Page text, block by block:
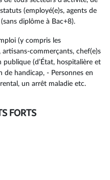
(employé(e)s, agents de
diplôme à Bac+8).
(y compris les
artisans-commerçants, chef(e)s
(d’État, hospitalière et
handicap, - Personnes en
un arrêt maladie etc.
FORTS